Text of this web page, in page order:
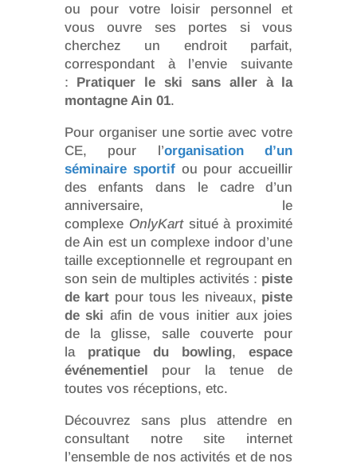
ou pour votre loisir personnel et
vous ouvre ses portes si vous
cherchez un endroit parfait,
correspondant à l’envie suivante
: Pratiquer le ski sans aller à la
montagne Ain 01.
Pour organiser une sortie avec votre
CE, pour l’organisation d’un
séminaire sportifou pour accueillir
des enfants dans le cadre d’un
anniversaire, le
complexe OnlyKartsitué à proximité
de Ain est un complexe indoor d’une
taille exceptionnelle et regroupant en
son sein de multiples activités : piste
de kart pour tous les niveaux, piste
de ski afin de vous initier aux joies
de la glisse, salle couverte pour
la pratique du bowling,espace
événementiel
pour la tenue de
toutes vos réceptions, etc.
Découvrez sans plus attendre en
consultant notre site internet
l’ensemble de nos activités et de nos